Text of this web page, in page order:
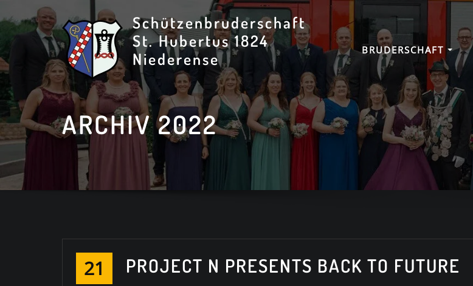
to
content
Schützenbruderschaft
St. Hubertus 1824
Niederense
BRUDERSCHAFT
ARCHIV 2022
21 PROJECT N PRESENTS BACK TO FUTURE